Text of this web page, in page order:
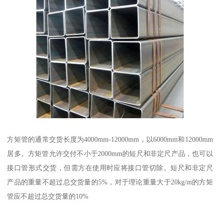
方矩管的通常交货长度为4000mm-12000mm，以6000mm和12000mm
居多。方矩管允许交付不小于2000mm的短尺和非定尺产品，也可以
接口管形式交货，但需方在使用时应将接口管切除。短尺和非定尺
产品的重量不超过总交货量的5%，对于理论重量大于20kg/m的方矩
管应不超过总交货量的10%